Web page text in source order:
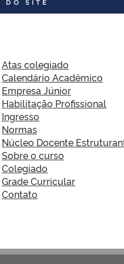
DO SITE
Atas colegiado
Calendário Acadêmico
Empresa Júnior
Habilitação Profissional
Ingresso
Normas
Núcleo Docente
Sobre o curso
Colegiado
Grade Curricular
Contato